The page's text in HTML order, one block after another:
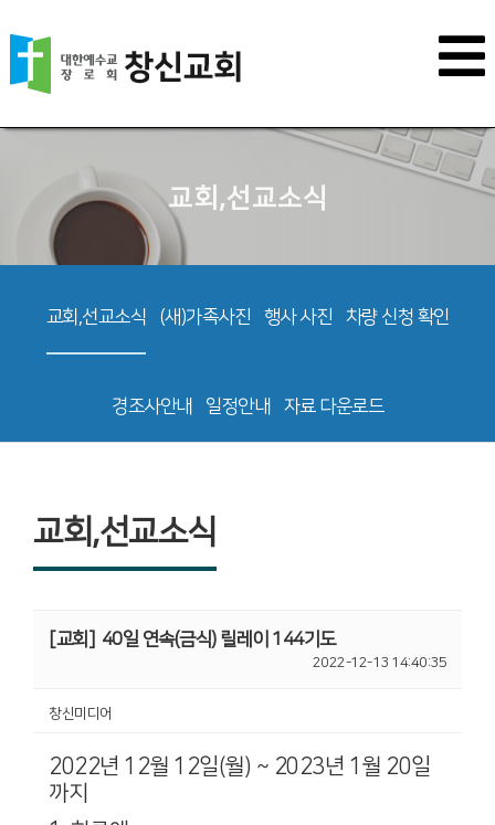
교회,선교소식
교회,선교소식 (새)가족사진 행사 사진 차량 신청 확인
경조사안내 일정안내 자료 다운로드
교회,선교소식
[교회] 40일 연속(금식) 릴레이 144기도
2022-12-13 14:40:35
창신미디어
2022년 12월 12일(월) ~ 2023년 1월 20일
까지